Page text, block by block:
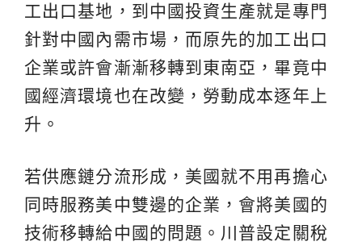
工出口基地，到中國投資生產就是專門
針對中國內需市場，而原先的加工出口
企業或許會漸漸移轉到東南亞，畢竟中
國經濟環境也在改變，勞動成本逐年上
升。
若供應鏈分流形成，美國就不用再擔心
同時服務美中雙邊的企業，會將美國的
技術移轉給中國的問題。川普設定關稅